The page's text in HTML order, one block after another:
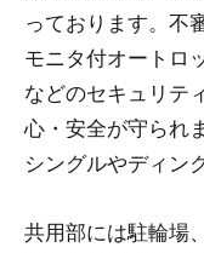
っております。不
モニタ付オートロ
などのセキュリテ
心・安全が守られ
シングルやディン
共用部には駐輪場